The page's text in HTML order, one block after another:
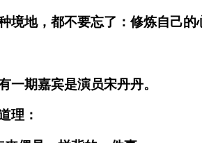
境地，都不要忘了：修炼自己的
一期嘉宾是演员宋丹丹。
理：